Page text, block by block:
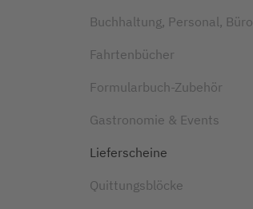
Buchhaltung, Personal, Büro
Fahrtenbücher
Formularbuch-Zubehör
Gastronomie & Events
Lieferscheine
Quittungsblöcke